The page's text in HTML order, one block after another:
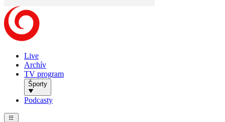
Live
Archív
TV program
Športy
Podcasty